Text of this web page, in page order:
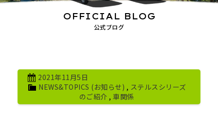
公式ブログ
OFFICIAL BLOG
2021年11月5日
NEWS&TOPICS (お知らせ) , ステルスシリーズ
のご紹介 , 車関係